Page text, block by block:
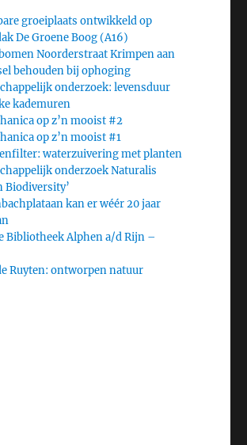
groeiplaats ontwikkeld op
De Groene Boog (A16)
Noorderstraat Krimpen aan
behouden bij ophoging
onderzoek: levensduur
kademuren
op z’n mooist #2
op z’n mooist #1
waterzuivering met planten
onderzoek Naturalis
Biodiversity’
kan er wéér 20 jaar
Bibliotheek Alphen a/d Rijn –
Ruyten: ontworpen natuur